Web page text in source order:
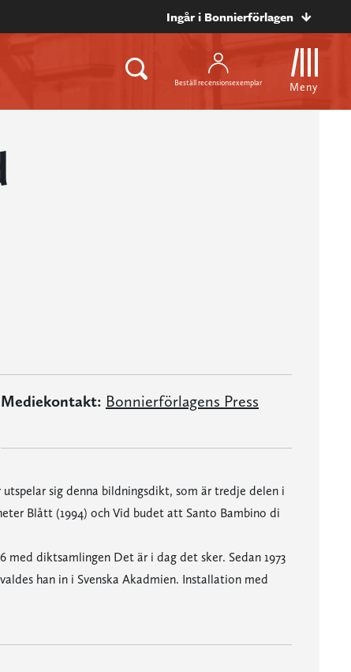
Ingår i Bonnierförlagen
Beställ recensionsexemplar Meny
Mediekontakt: Bonnierförlagens Press
sig denna bildningsdikt, som är tredje delen i
Blått (1994) och Vid budet att Santo Bambino di
med diktsamlingen Det är i dag det sker. Sedan 1973
han in i Svenska Akadmien. Installation med